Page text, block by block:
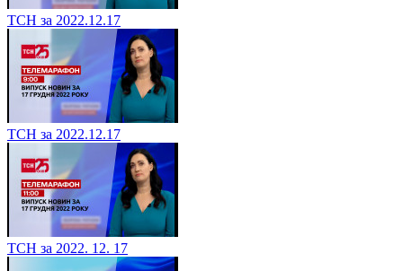
ТСН за 2022.12.17
ТСН за 2022.12.17
ТСН за 2022. 12. 17